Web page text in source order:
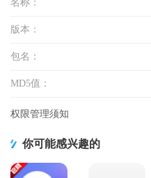
名称：
版本：
包名：
MD5值：
权限管理须知
你可能感兴趣的